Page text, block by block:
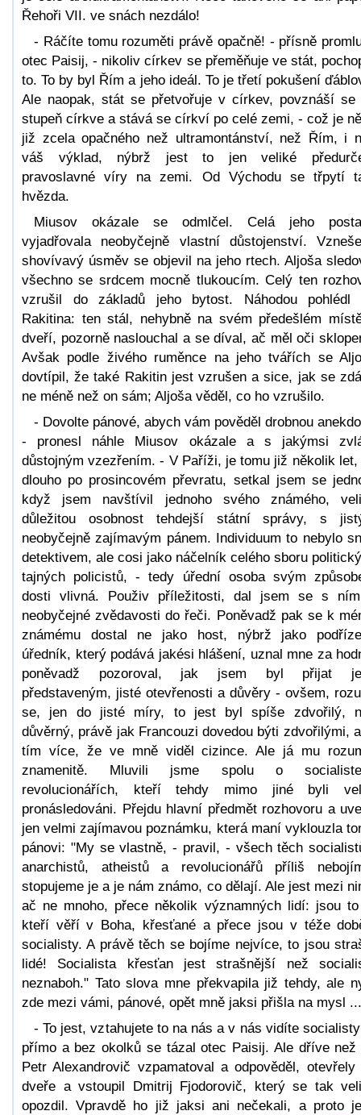
Řehoři VII. ve snách nezdálo!
- Ráčíte tomu rozuměti právě opačně! - přísně
otec Paisij, - nikoliv církev se přeměňuje ve stát,
to. To by byl Řím a jeho ideál. To je třetí pokušení
Ale naopak, stát se přetvořuje v církev, povznáší se
stupeň církve a stává se církví po celé zemi, - což je
již zcela opačného než ultramontánství, než Řím, i
váš výklad, nýbrž jest to jen veliké
pravoslavné víry na zemi. Od Východu se třpytí
hvězda.
Miusov okázale se odmlčel. Celá jeho
vyjadřovala neobyčejně vlastní důstojenství.
shovívavý úsměv se objevil na jeho rtech. Aljoša
všechno se srdcem mocně tlukoucím. Celý ten
vzrušil do základů jeho bytost. Náhodou pohlédl
Rakitina: ten stál, nehybně na svém předešlém
dveří, pozorně naslouchal a se díval, ač měl oči
Avšak podle živého ruměnce na jeho tvářích se
dovtípil, že také Rakitin jest vzrušen a sice, jak se
ne méně než on sám; Aljoša věděl, co ho vzrušilo.
- Dovolte pánové, abych vám pověděl drobnou
- pronesl náhle Miusov okázale a s jakýmsi
důstojným vzezřením. - V Paříži, je tomu již několik let,
dlouho po prosincovém převratu, setkal jsem se
když jsem navštívil jednoho svého známého,
důležitou osobnost tehdejší státní správy, s
neobyčejně zajímavým pánem. Individuum to nebylo
detektivem, ale cosi jako náčelník celého sboru
tajných policistů, - tedy úřední osoba svým
dosti vlivná. Použiv příležitosti, dal jsem se s
neobyčejné zvědavosti do řeči. Poněvadž pak se k
známému dostal ne jako host, nýbrž jako
úředník, který podává jakési hlášení, uznal mne za
poněvadž pozoroval, jak jsem byl přijat
představeným, jisté otevřenosti a důvěry - ovšem,
se, jen do jisté míry, to jest byl spíše zdvořilý,
důvěrný, právě jak Francouzi dovedou býti zdvořilými,
tím více, že ve mně viděl cizince. Ale já mu
znamenitě. Mluvili jsme spolu o
revolucionářích, kteří tehdy mimo jiné byli
pronásledováni. Přejdu hlavní předmět rozhovoru a
jen velmi zajímavou poznámku, která maní vyklouzla
pánovi: "My se vlastně, - pravil, - všech těch
anarchistů, atheistů a revolucionářů příliš
stopujeme je a je nám známo, co dělají. Ale jest mezi
ač ne mnoho, přece několik významných lidí: jsou
kteří věří v Boha, křesťané a přece jsou v téže
socialisty. A právě těch se bojíme nejvíce, to jsou
lidé! Socialista křesťan jest strašnější než
neznaboh." Tato slova mne překvapila již tehdy, ale
zde mezi vámi, pánové, opět mně jaksi přišla na mysl ...
- To jest, vztahujete to na nás a v nás vidíte
přímo a bez okolků se tázal otec Paisij. Ale dříve než
Petr Alexandrovič vzpamatoval a odpověděl, otevřely
dveře a vstoupil Dmitrij Fjodorovič, který se tak
opozdil. Vpravdě ho již jaksi ani nečekali, a proto